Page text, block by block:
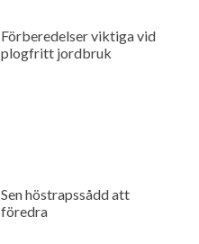
Förberedelser viktiga vid
plogfritt jordbruk
Sen höstrapssådd att
föredra